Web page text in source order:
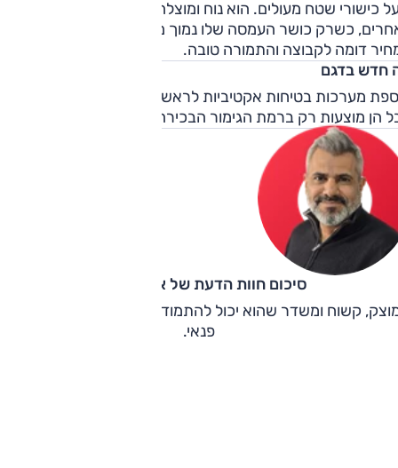
כישורי שטח מעולים. הוא נוח ומוצלח במקומות אחדים, פחות
כשרק כושר העמסה שלו נמוך משמעותית משל
דומה לקבוצה והתמורה טובה.
חדש בדגם
מערכות בטיחות אקטיביות לראשונה בדגם שנמכר
הן מוצעות רק ברמת הגימור הבכירה, 'אדוונצ'ר'.
סיכום חוות הדעת של אוהד אלגוב
קשוח ומשדר שהוא יכול להתמודד עם כל משימה, עבודה
פנאי.